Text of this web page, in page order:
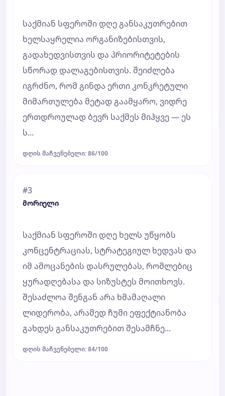
საქმიან სფეროში დღე განსაკუთრებით
ხელსაყრელია ორგანიზებისთვის,
გადახედვისთვის და პრიორიტეტების
სწორად დალაგებისთვის. შეიძლება
იგრძნო, რომ გინდა ერთი კონკრეტული
მიმართულება მეტად გაამყარო, ვიდრე
ერთდროულად ბევრ საქმეს მიჰყვე — ეს
ს...
დღის მაჩვენებელი: 86/100
#3
მორიელი
საქმიან სფეროში დღე ხელს უწყობს
კონცენტრაციას, სტრატეგიულ ხედვას და
იმ ამოცანების დასრულებას, რომლებიც
ყურადღებასა და სიზუსტეს მოითხოვს.
შესაძლოა შენგან არა ხმამაღალი
ლიდერობა, არამედ ჩუმი ეფექტიანობა
გახდეს განსაკუთრებით შესამჩნე...
დღის მაჩვენებელი: 84/100